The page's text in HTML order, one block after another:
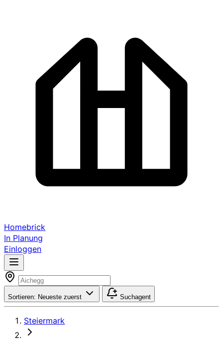
Homebrick
In Planung
Einloggen
Sortieren: Neueste zuerst Suchagent
Steiermark